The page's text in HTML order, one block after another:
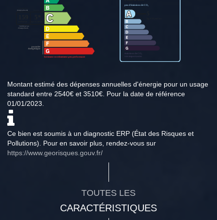
Montant estimé des dépenses annuelles d'énergie pour un usage
standard entre 2540€ et 3510€. Pour la date de référence
01/01/2023.
Ce bien est soumis à un diagnostic ERP (État des Risques et
Pollutions). Pour en savoir plus, rendez-vous sur
https://www.georisques.gouv.fr/
TOUTES LES
CARACTÉRISTIQUES